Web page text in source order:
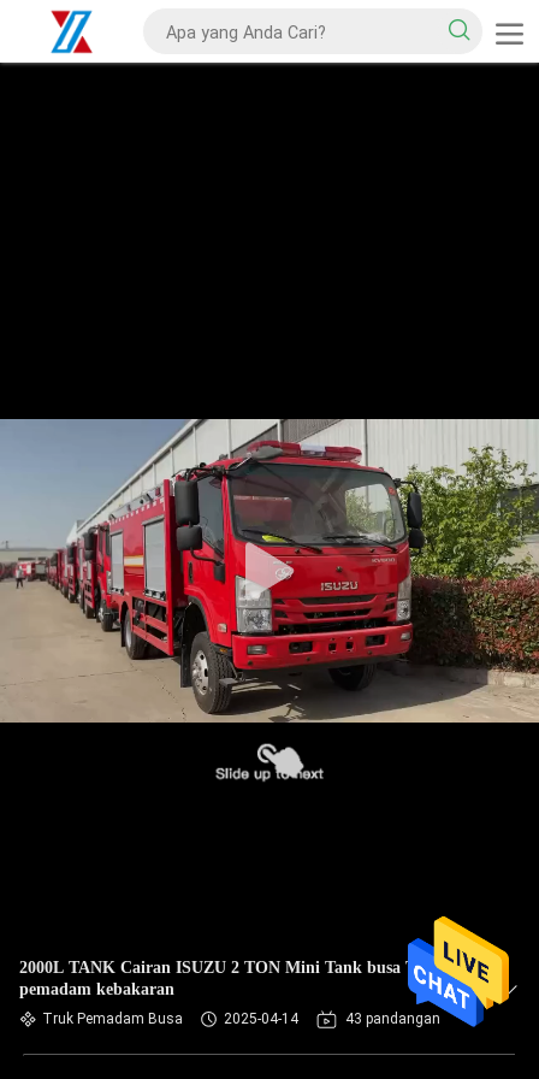
2000L TANK Cairan ISUZU 2 TON Mini Tank busa Truk
pemadam kebakaran
Truk Pemadam Busa 2025-04-14 43 pandangan